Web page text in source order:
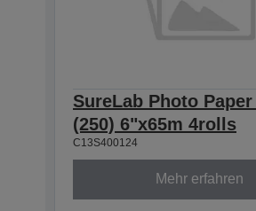
SureLab Photo
(250) 6"x65m 4rolls
C13S400124
Mehr erfahren